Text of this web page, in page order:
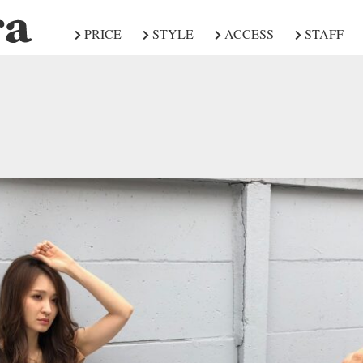
PRICE STYLE ACCESS STAFF